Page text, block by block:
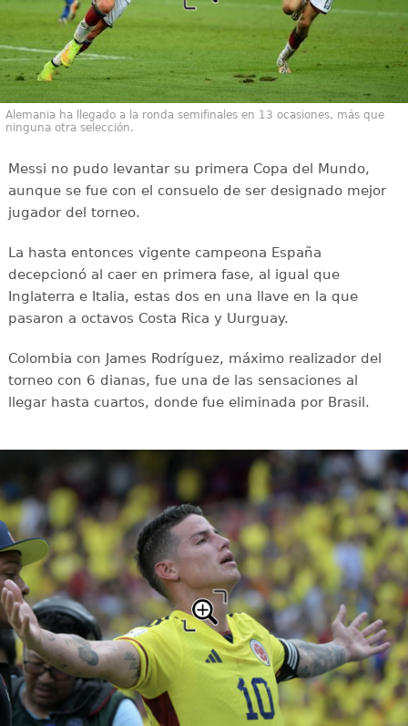
Alemania ha llegado a la ronda semifinales en 13 ocasiones, más que
ninguna otra selección.
Messi no pudo levantar su primera Copa del Mundo,
aunque se fue con el consuelo de ser designado mejor
jugador del torneo.
La hasta entonces vigente campeona España
decepcionó al caer en primera fase, al igual que
Inglaterra e Italia, estas dos en una llave en la que
pasaron a octavos Costa Rica y Uurguay.
Colombia con James Rodríguez, máximo realizador del
torneo con 6 dianas, fue una de las sensaciones al
llegar hasta cuartos, donde fue eliminada por Brasil.